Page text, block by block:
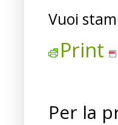
Vuoi
Print
Per la